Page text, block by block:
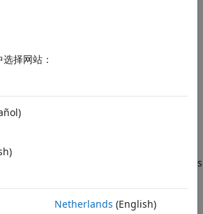
Hardwareto toolchain
creates
string
and adds the
objecth.
择网站：
Netherlands (English)